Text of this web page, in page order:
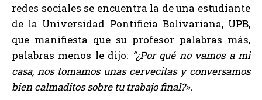
redes sociales se encuentra la de una estudiante
de la Universidad Pontificia Bolivariana, UPB,
que manifiesta que su profesor palabras más,
palabras menos le dijo: “¿Por qué no vamos a mi
casa, nos tomamos unas cervecitas y conversamos
bien calmaditos sobre tu trabajo final?».